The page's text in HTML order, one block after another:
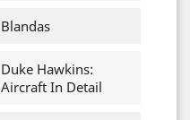
Blandas
Duke Hawkins:
Aircraft In Detail